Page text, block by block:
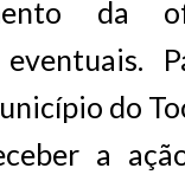
da
eventuais.
do
a